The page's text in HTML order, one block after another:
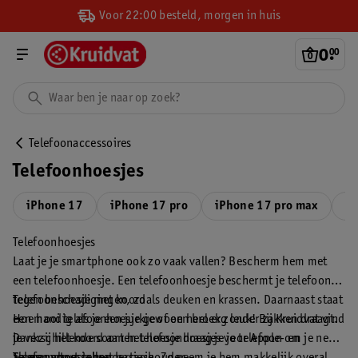
Voor 22:00 besteld, morgen in huis
0.
00
Telefoonaccessoires
Telefoonhoesjes
iPhone 17 iPhone 17 pro iPhone 17 pro max
Telefoonhoesjes
Laat je je smartphone ook zo vaak vallen? Bescherm hem met
een telefoonhoesje. Een telefoonhoesje beschermt je telefoon
tegen beschadigingen, zoals deuken en krassen. Daarnaast staat
een mooi telefoonhoesje gewoon heel erg leuk! Bij Kruidvat vind
je verschillende soorten telefoonhoesjes voor Apple- en
Telefoonhoesje met koord
Hoe handig als je een jurkje of een broek zonder zakken draagt.
Dankzij het koord aan het hoesje draag je je telefoon om je nek,